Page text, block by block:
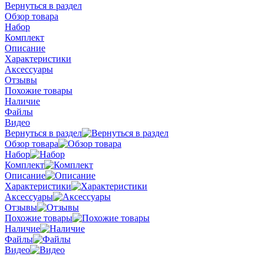
Вернуться в раздел
Обзор товара
Набор
Комплект
Описание
Характеристики
Аксессуары
Отзывы
Похожие товары
Наличие
Файлы
Видео
Вернуться в раздел
Обзор товара
Набор
Комплект
Описание
Характеристики
Аксессуары
Отзывы
Похожие товары
Наличие
Файлы
Видео